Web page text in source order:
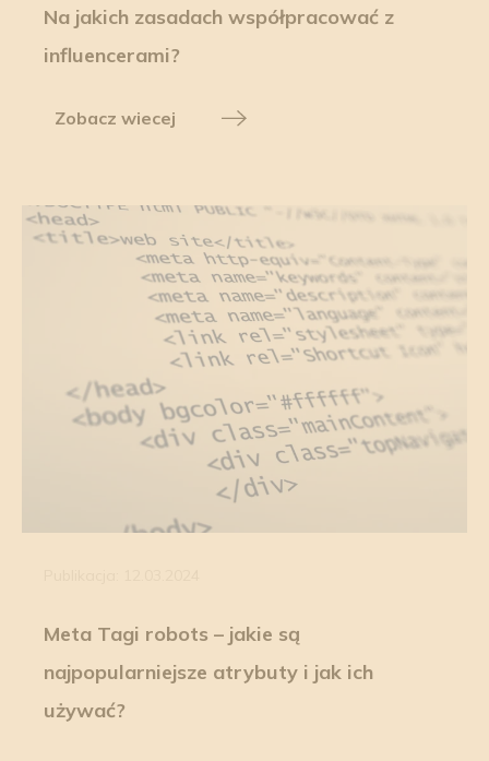
Na jakich zasadach współpracować z
influencerami?
Zobacz wiecej
Meta Tagi robots – jakie są
najpopularniejsze atrybuty i jak ich
używać?